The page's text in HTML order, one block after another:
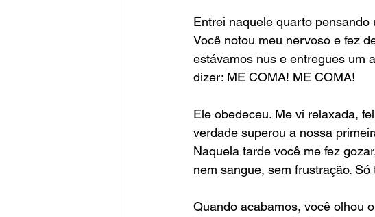
Entrei naquele quarto
Você notou meu nervoso e fez
estávamos nus e entregues um
dizer: ME COMA! ME COMA!
Ele obedeceu. Me vi relaxada,
verdade superou a nossa
Naquela tarde você me fez
nem sangue, sem frustração.
Quando acabamos, você olhou